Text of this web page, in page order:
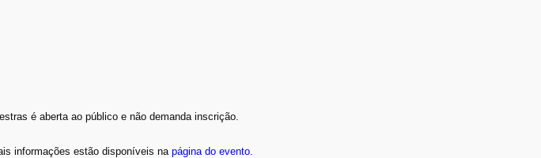
é aberta ao público e não demanda inscrição.
informações estão disponíveis na página do evento.